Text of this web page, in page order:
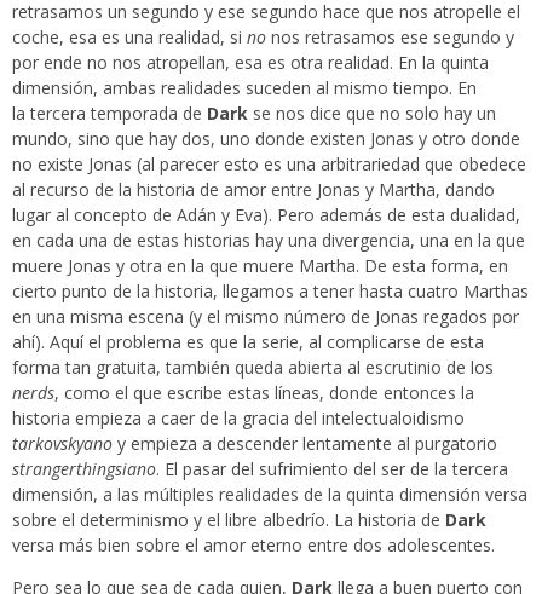
retrasamos un segundo y ese segundo hace que nos atropelle el
coche, esa es una realidad, si no nos retrasamos ese segundo y
por ende no nos atropellan, esa es otra realidad. En la quinta
dimensión, ambas realidades suceden al mismo tiempo. En
la tercera temporada de Dark se nos dice que no solo hay un
mundo, sino que hay dos, uno donde existen Jonas y otro donde
no existe Jonas (al parecer esto es una arbitrariedad que obedece
al recurso de la historia de amor entre Jonas y Martha, dando
lugar al concepto de Adán y Eva). Pero además de esta dualidad,
en cada una de estas historias hay una divergencia, una en la que
muere Jonas y otra en la que muere Martha. De esta forma, en
cierto punto de la historia, llegamos a tener hasta cuatro Marthas
en una misma escena (y el mismo número de Jonas regados por
ahí). Aquí el problema es que la serie, al complicarse de esta
forma tan gratuita, también queda abierta al escrutinio de los
nerds, como el que escribe estas líneas, donde entonces la
historia empieza a caer de la gracia del intelectualoidismo
tarkovskyano y empieza a descender lentamente al purgatorio
strangerthingsiano. El pasar del sufrimiento del ser de la tercera
dimensión, a las múltiples realidades de la quinta dimensión versa
sobre el determinismo y el libre albedrío. La historia de Dark
versa más bien sobre el amor eterno entre dos adolescentes.
Pero sea lo que sea de cada quien, Dark llega a buen puerto con